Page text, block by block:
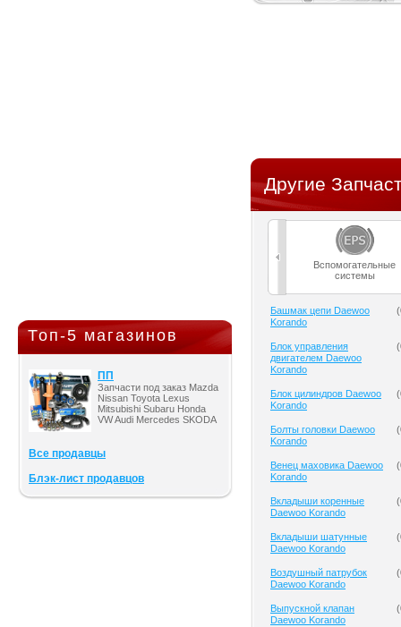
Топ-5 магазинов
ПП
Запчасти под заказ Mazda
Nissan Toyota Lexus
Mitsubishi Subaru Honda
VW Audi Mercedes SKODA
Все продавцы
Блэк-лист продавцов
Другие
Вспомогательные
системы
Башмак цепи Daewoo
Korando
(
Блок управления
двигателем Daewoo
Korando
(
Блок цилиндров Daewoo
Korando
(
Болты головки Daewoo
Korando
(
Венец маховика Daewoo
Korando
(
Вкладыши коренные
Daewoo Korando
(
Вкладыши шатунные
Daewoo Korando
(
Воздушный патрубок
Daewoo Korando
(
Выпускной клапан
Daewoo Korando
(